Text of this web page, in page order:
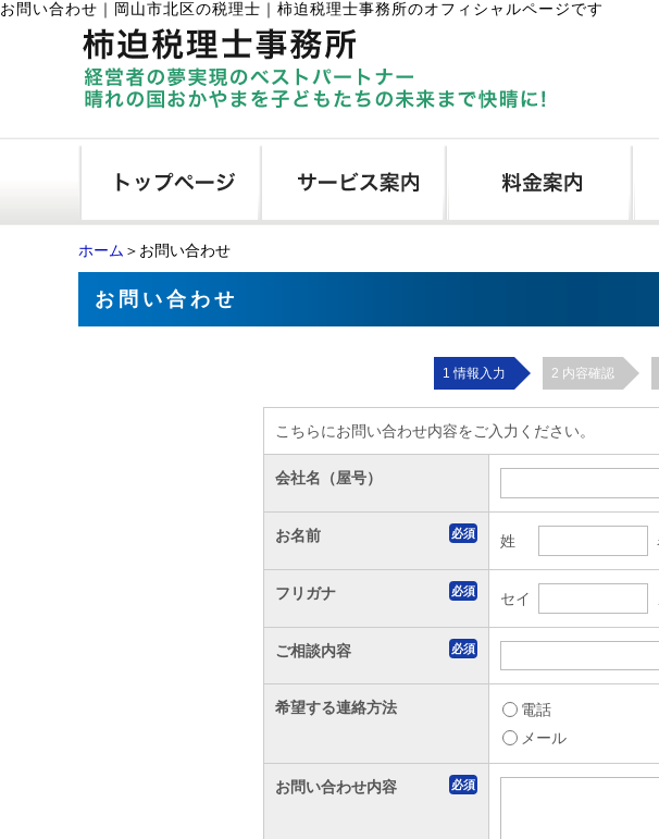
お問い合わせ 岡山市北区の税理士｜柿迫税理士事務所のオフィシャルページです
ホーム ＞お問い合わせ
お問い合わせ